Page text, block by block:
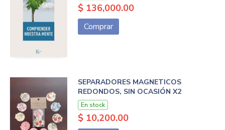
$ 136,000.00
Comprar
SEPARADORES MAGNETICOS
REDONDOS, SIN OCASIÓN X2
En stock
$ 10,200.00